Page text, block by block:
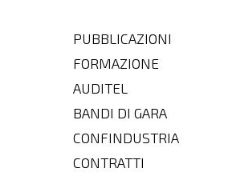
PUBBLICAZIONI
FORMAZIONE
AUDITEL
BANDI DI GARA
CONFINDUSTRIA
CONTRATTI